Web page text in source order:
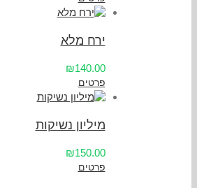
ירח מלא
₪140.00
פרטים
מיליון נשיקות
₪150.00
פרטים